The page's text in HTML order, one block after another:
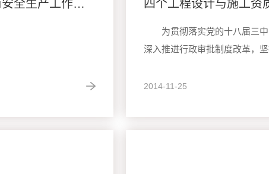
关于进一步抓好当前安全生产工作的紧急通知
为贯彻落实党的十八届三中
深入推进行政审批制度改革，
2014-11-25